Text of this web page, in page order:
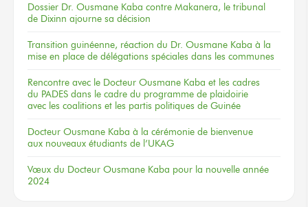
Dossier Dr. Ousmane Kaba contre Makanera, le tribunal
de Dixinn ajourne sa décision
Transition guinéenne, réaction du Dr. Ousmane Kaba à la
mise en place de délégations spéciales dans les communes
Rencontre avec le Docteur Ousmane Kaba et les cadres
du PADES dans le cadre du programme de plaidoirie
avec les coalitions et les partis politiques de Guinée
Docteur Ousmane Kaba à la cérémonie de bienvenue
aux nouveaux étudiants de l’UKAG
Vœux du Docteur Ousmane Kaba pour la nouvelle année
2024